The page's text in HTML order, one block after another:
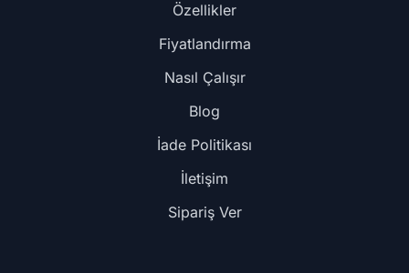
Özellikler
Fiyatlandırma
Nasıl Çalışır
Blog
İade Politikası
İletişim
Sipariş Ver